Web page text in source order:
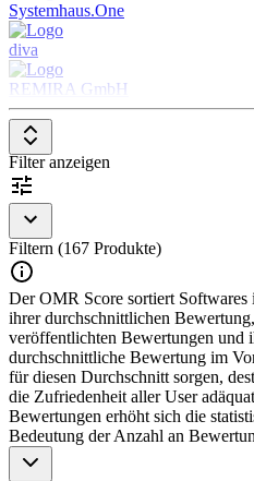
Systemhaus.One
diva
REMIRA GmbH
Filter anzeigen
Filtern (167 Produkte)
Der OMR Score sortiert Softwares
ihrer durchschnittlichen
veröffentlichten Bewertungen und
durchschnittliche Bewertung im
für diesen Durchschnitt sorgen,
die Zufriedenheit aller User
Bewertungen erhöht sich die
Bedeutung der Anzahl an